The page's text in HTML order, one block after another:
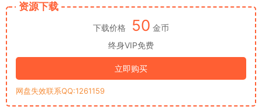
资源下载
下载价格 50 金币
终身VIP免费
立即购买
网盘失效联系QQ:1261159